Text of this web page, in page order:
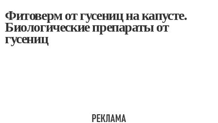
Фитоверм от гусениц на капусте.
Биологические препараты от
гусениц